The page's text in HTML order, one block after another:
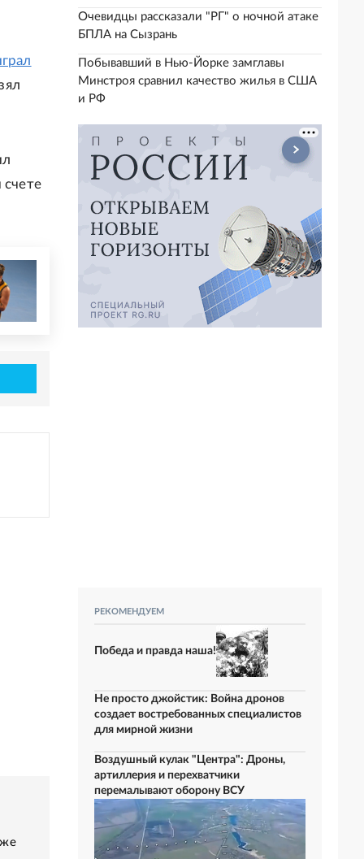
счете
Очевидцы рассказали "РГ" о ночной атаке
БПЛА на Сызрань
Побывавший в Нью-Йорке замглавы
Минстроя сравнил качество жилья в США
и РФ
РЕКОМЕНДУЕМ
Победа и правда наша!
Не просто джойстик: Война дронов
создает востребованных специалистов
для мирной жизни
Воздушный кулак "Центра": Дроны,
артиллерия и перехватчики
перемалывают оборону ВСУ